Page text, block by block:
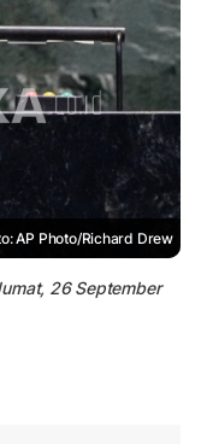
AP Photo/Richard Drew
26 September